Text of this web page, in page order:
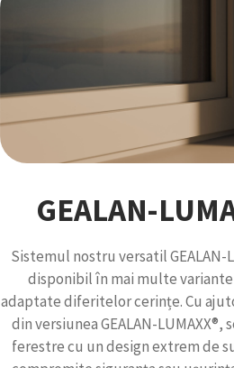
GEALAN-
Sistemul nostru versatil GEALAN-
disponibil în mai multe
adaptate diferitelor cerințe. Cu
din versiunea GEALAN-LUMAXX®,
ferestre cu un design extrem de